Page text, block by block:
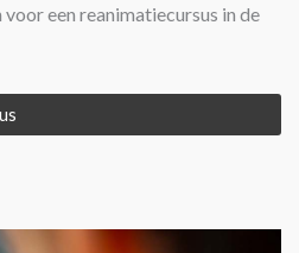
een reanimatiecursus in de